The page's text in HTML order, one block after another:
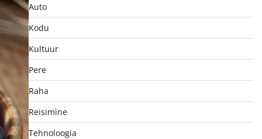
Auto
Kodu
Kultuur
Pere
Raha
Reisimine
Tehnoloogia